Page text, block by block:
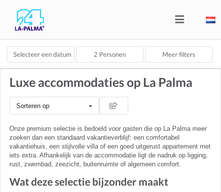
Selecteer een datum 2 Personen Meer filters
Luxe accommodaties op La Palma
Sorteren op
Onze premium selectie is bedoeld voor gasten die op La Palma meer
zoeken dan een standaard vakantieverblijf: een comfortabel
vakantiehuis, een stijlvolle villa of een goed uitgerust appartement met
iets extra. Afhankelijk van de accommodatie ligt de nadruk op ligging,
rust, zwembad, zeezicht, buitenruimte of algemeen comfort.
Wat deze selectie bijzonder maakt